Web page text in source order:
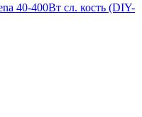
40-400Вт сл. кость (DIY-